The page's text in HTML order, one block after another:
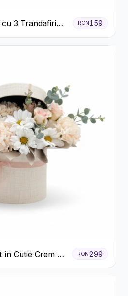
3 Trandafiri
RON159
în Cutie Crem cu
RON299